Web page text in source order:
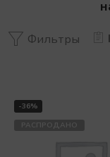
Фильтры
-36%
РАСПРОДАНО